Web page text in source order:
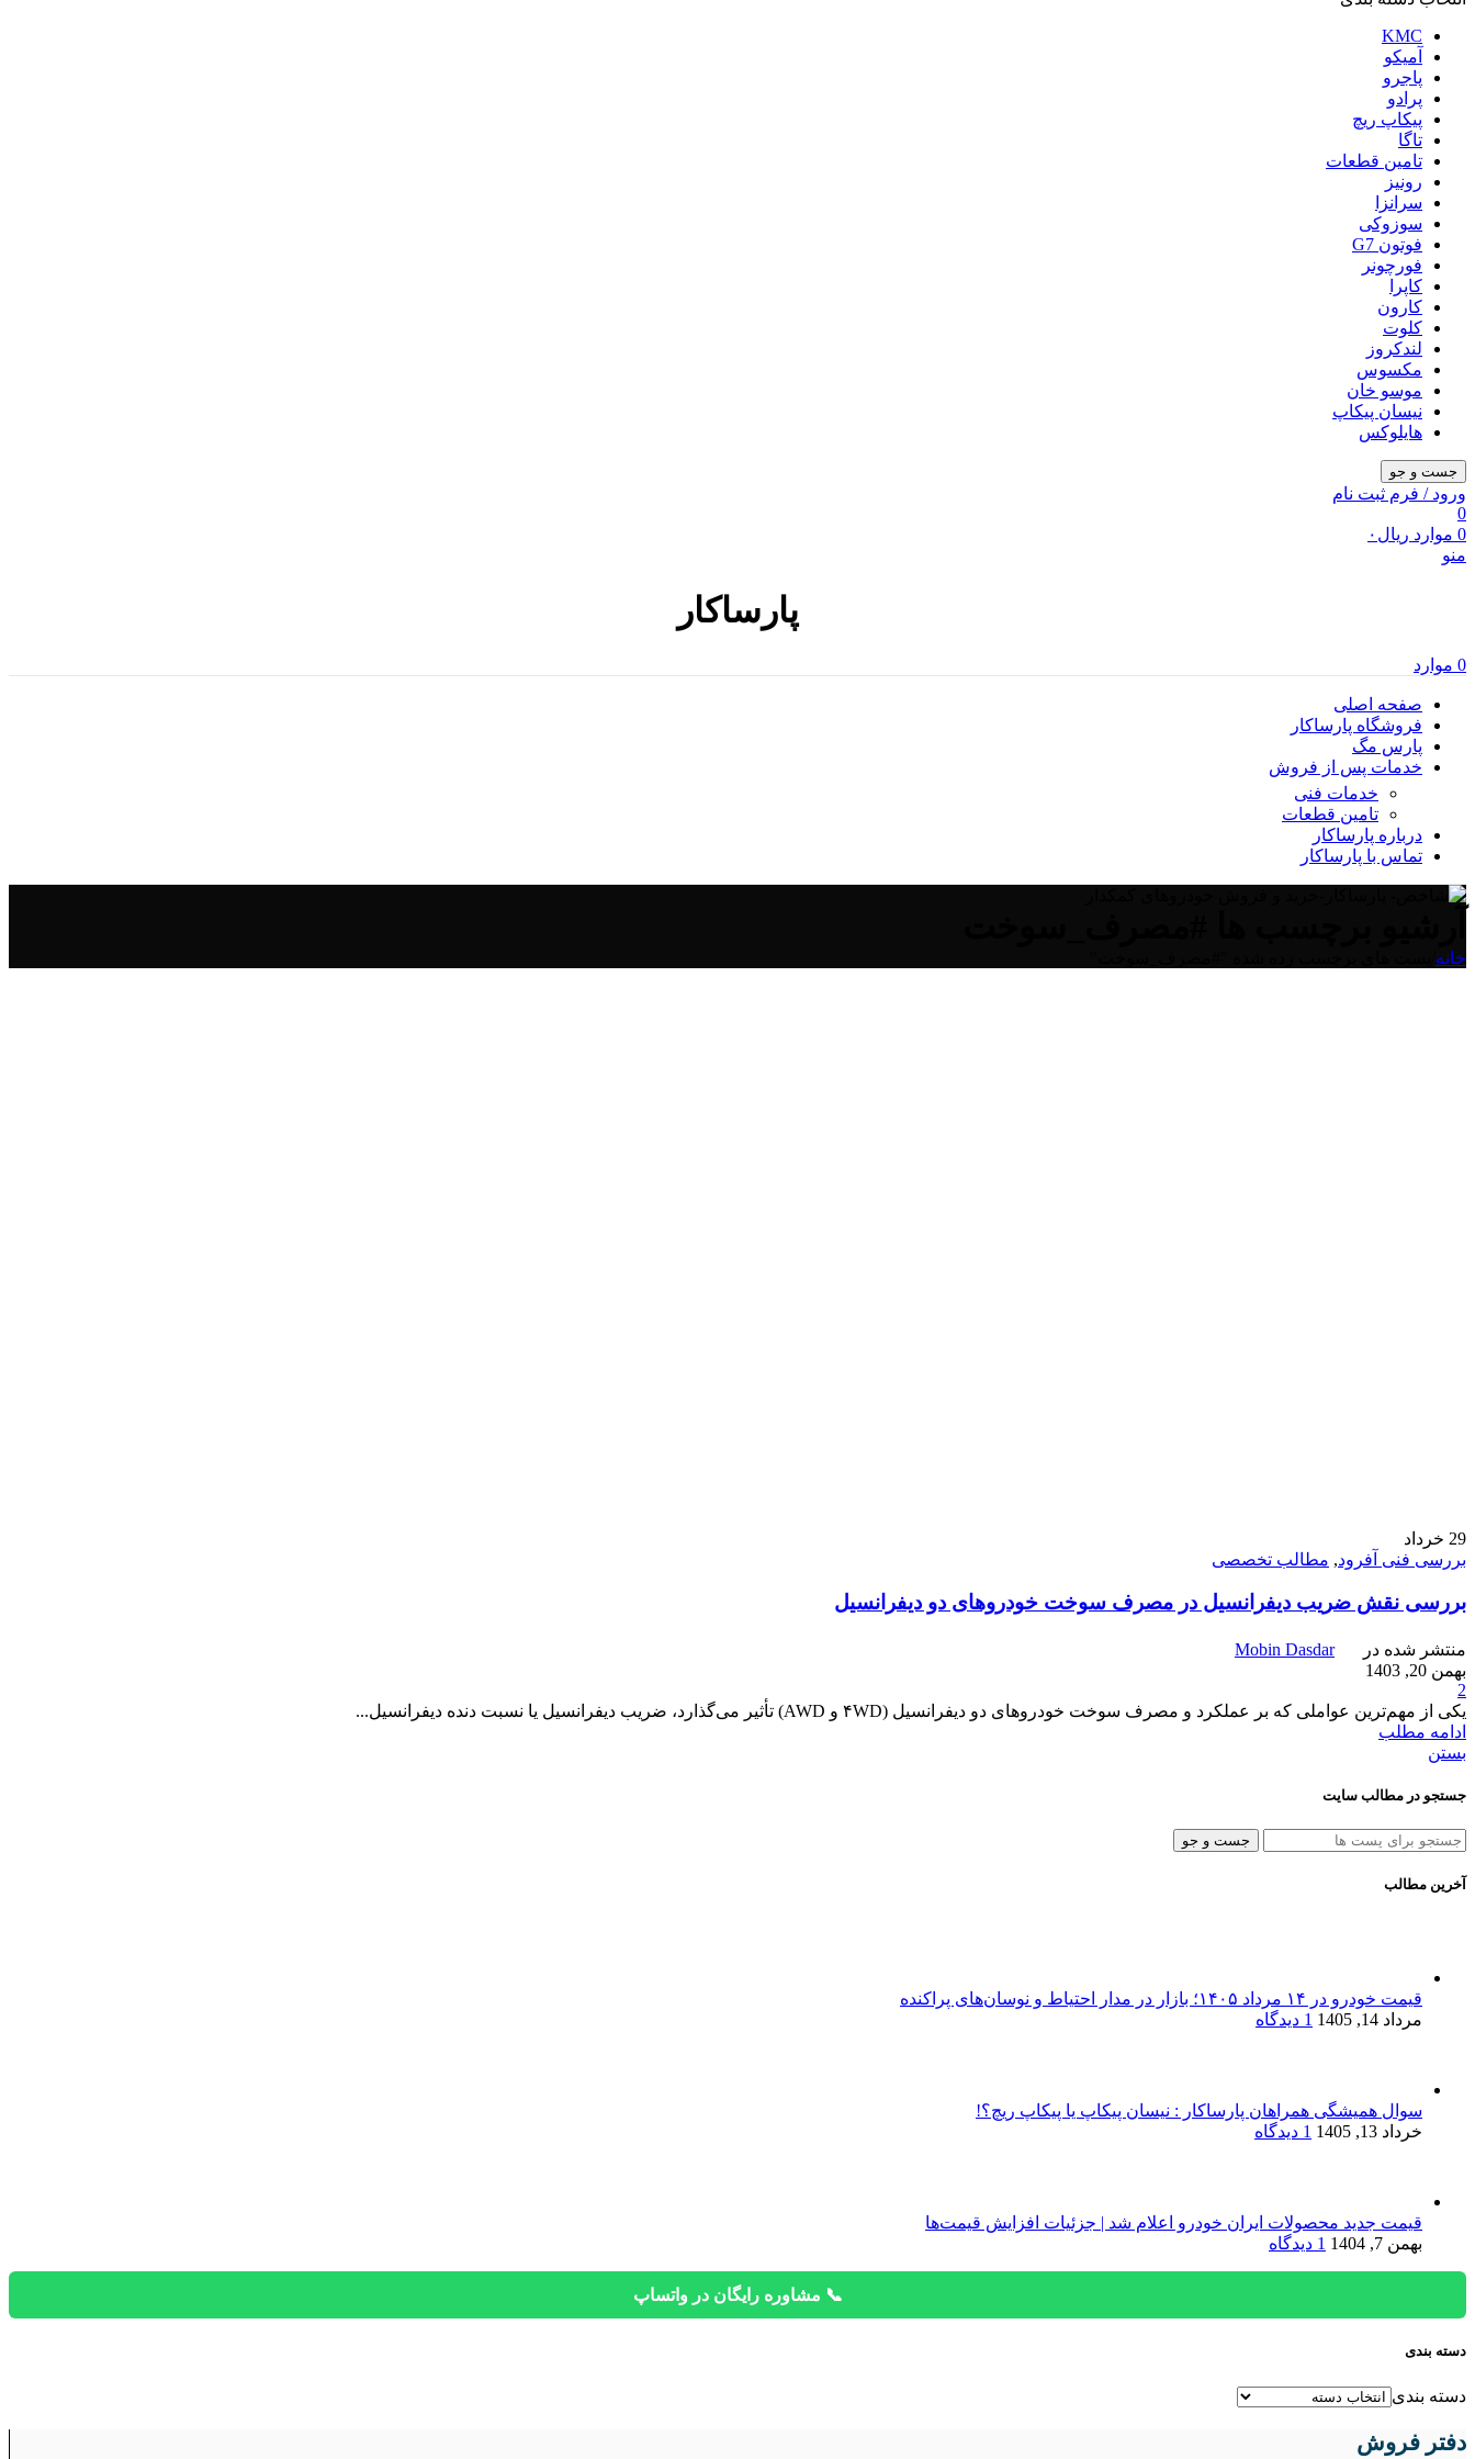
KMC
آمیکو
پاجرو
پرادو
پیکاپ ریچ
تاگا
تامین قطعات
رونیز
سرانزا
سوزوکی
فوتون G7
فورچونر
کاپرا
کارون
کلوت
لندکروز
مکسوس
موسو خان
نیسان پیکاپ
هایلوکس
جست و جو
ورود / فرم ثبت نام
0
0 موارد ریال ۰
منو
پارساکار
0 موارد
صفحه اصلی
فروشگاه پارساکار
پارس مگ
خدمات پس از فروش
خدمات فنی
تامین قطعات
درباره پارساکار
تماس با پارساکار
خانه
29 خرداد
بررسی فنی آفرود, مطالب تخصصی
بررسی نقش ضریب دیفرانسیل در مصرف سوخت خودروهای دو دیفرانسیل
منتشر شده در
Mobin Dasdar
بهمن 20, 1403
2
یکی از مهم‌ترین عواملی که بر عملکرد و مصرف سوخت خودروهای دو دیفرانسیل (۴WD و AWD) تأثیر می‌گذارد، ضریب دیفرانسیل یا نسبت دنده دیفرانسیل...
ادامه مطلب
بستن
جستجو در مطالب سایت
جست و جو
آخرین مطالب
قیمت خودرو در ۱۴ مرداد ۱۴۰۵؛ بازار در مدار احتیاط و نوسان‌های پراکنده
مرداد 14, 1405
1 دیدگاه
سوال همیشگی همراهان پارساکار : نیسان پیکاپ یا پیکاپ ریچ؟!
خرداد 13, 1405
1 دیدگاه
قیمت جدید محصولات ایران خودرو اعلام شد | جزئیات افزایش قیمت‌ها
بهمن 7, 1404
1 دیدگاه
📞 مشاوره رایگان در واتساپ
دسته بندی
دسته بندی
دفتر فروش